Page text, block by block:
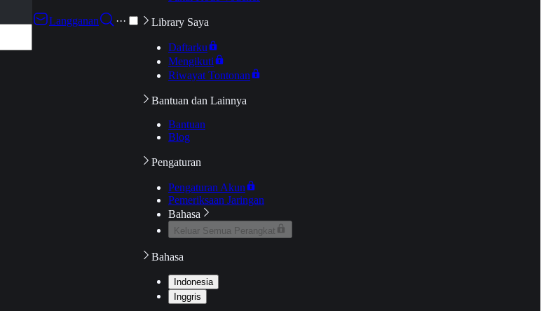
Langganan
··· Library Saya
Daftarku
Mengikuti
Riwayat Tontonan
Bantuan dan Lainnya
Bantuan
Blog
Pengaturan
Pengaturan Akun
Pemeriksaan Jaringan
Bahasa
Keluar Semua Perangkat
Bahasa
Indonesia
Inggris